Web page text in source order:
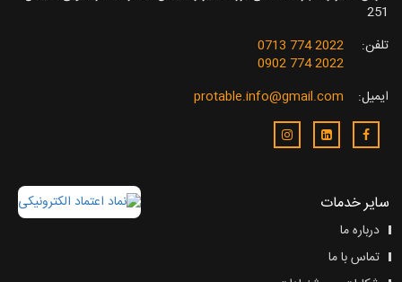
251
تلفن:
2022 774 0713
2022 774 0902
ایمیل:
protable.info@gmail.com
سایر خدمات
درباره ما
تماس با ما